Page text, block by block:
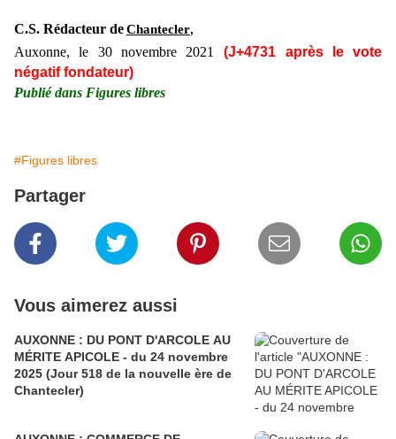
C.S. Rédacteur deChantecler,
Auxonne, le 30 novembre 2021
(J+4731 après le vote
négatif fondateur)
Publié dans Figures libres
#Figures libres
Partager
Vous aimerez aussi
AUXONNE : DU PONT D'ARCOLE AU
MÉRITE APICOLE - du 24 novembre
2025 (Jour 518 de la nouvelle ère de
Chantecler)